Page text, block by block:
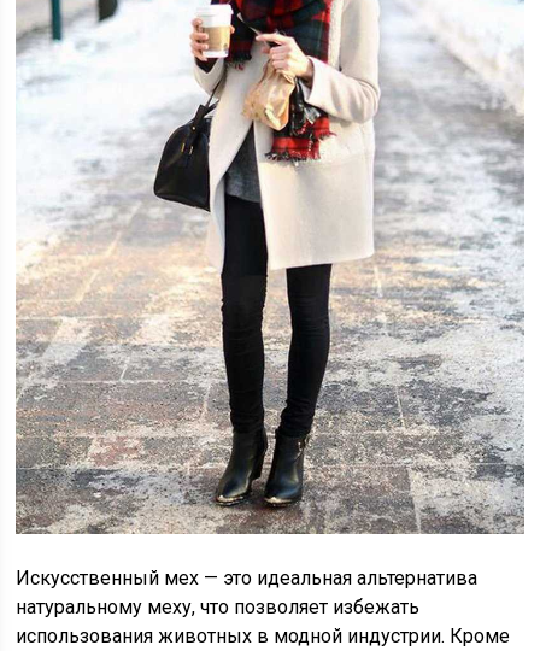
Искусственный мех — это идеальная альтернатива
натуральному меху, что позволяет избежать
использования животных в модной индустрии. Кроме